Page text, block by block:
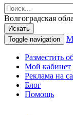
Волгоградская
Искать
Toggle navigation
Разместить
Мой кабинет
Реклама на
Блог
Помощь